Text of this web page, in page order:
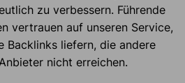
zu verbessern. Führende
vertrauen auf unseren Service,
Backlinks liefern, die andere
nicht erreichen.